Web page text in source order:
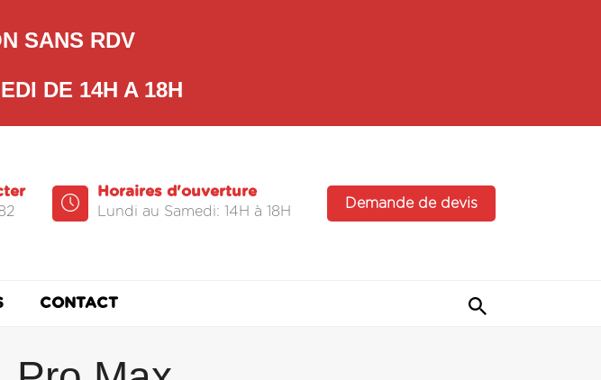
SANS RDV
DE 14H A 18H
Demande de devis
Horaires d'ouverture
Lundi au Samedi: 14H à 18H
CONTACT